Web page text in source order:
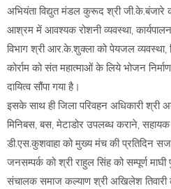
अभियंता विद्युत मंडल कुरूद श्री जी.के.बंजारे
आश्रम में आवश्यक रोशनी व्यवस्था, कार्यपालन
विभाग श्री आर.के.शुक्ला को पेयजल व्यवस्था,
कोर्राम को संत महात्माओं के लिये भोजन
दायित्व सौंपा गया है।
इसके साथ ही जिला परिवहन अधिकारी श्री
मिनिबस, बस, मेटाडोर उपलब्ध कराने,
डी.एस.कुशवाहा को मुख्य मंच की प्रतिदिन
जनसम्पर्क को श्री राहुल सिंह को सम्पूर्ण
संचालक समाज कल्याण श्री अखिलेश तिवारी